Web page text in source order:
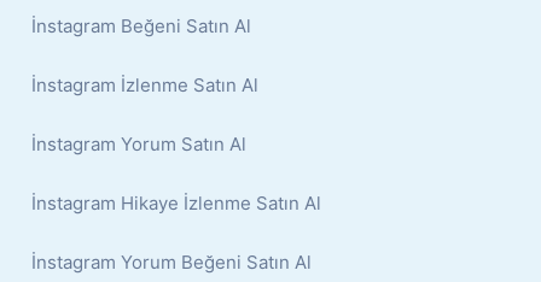
İnstagram Beğeni Satın Al
İnstagram İzlenme Satın Al
İnstagram Yorum Satın Al
İnstagram Hikaye İzlenme Satın Al
İnstagram Yorum Beğeni Satın Al